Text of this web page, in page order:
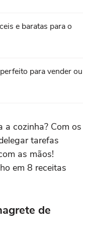
e baratas para o
para vender ou
a cozinha? Com os
tarefas
as mãos!
em 8 receitas
de